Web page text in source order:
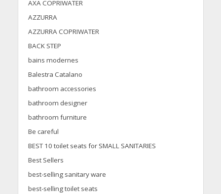
AXA COPRIWATER
AZZURRA
AZZURRA COPRIWATER
BACK STEP
bains modernes
Balestra Catalano
bathroom accessories
bathroom designer
bathroom furniture
Be careful
BEST 10 toilet seats for SMALL SANITARIES
Best Sellers
best-selling sanitary ware
best-selling toilet seats